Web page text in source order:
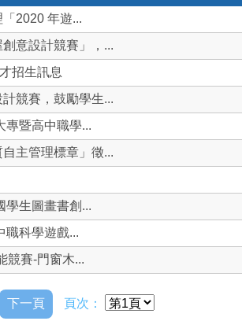
2020 年遊...
意設計競賽」，...
招生訊息
競賽，鼓勵學生...
專暨高中職學...
主管理標章」徵...
學生圖畫書創...
職科學遊戲...
競賽-門窗木...
下一頁 頁次：